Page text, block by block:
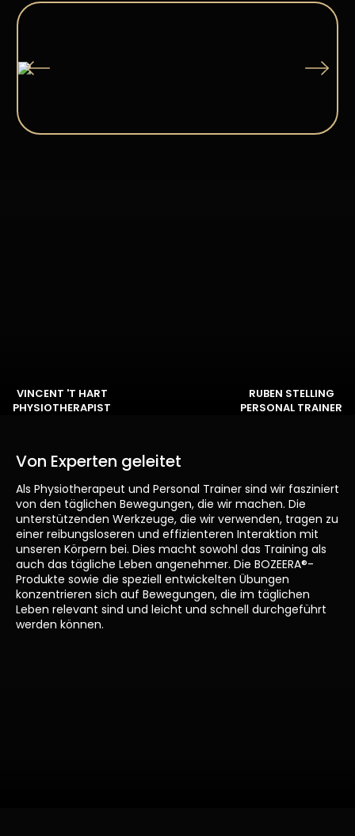
VINCENT 'T HART
PHYSIOTHERAPIST
RUBEN STELLING
PERSONAL TRAINER
Von Experten geleitet
Als Physiotherapeut und Personal Trainer sind wir fasziniert
von den täglichen Bewegungen, die wir machen. Die
unterstützenden Werkzeuge, die wir verwenden, tragen zu
einer reibungsloseren und effizienteren Interaktion mit
unseren Körpern bei. Dies macht sowohl das Training als
auch das tägliche Leben angenehmer. Die BOZEERA®-
Produkte sowie die speziell entwickelten Übungen
konzentrieren sich auf Bewegungen, die im täglichen
Leben relevant sind und leicht und schnell durchgeführt
werden können.